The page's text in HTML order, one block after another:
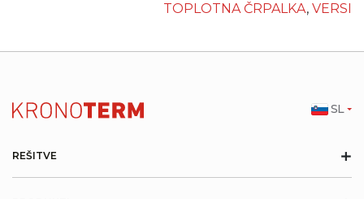
TOPLOTNA ČRPALKA, VERSI
REŠITVE +
SL